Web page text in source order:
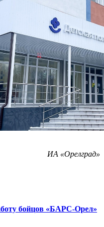
ИА «Орелград»
бойцов «БАРС-Орел»